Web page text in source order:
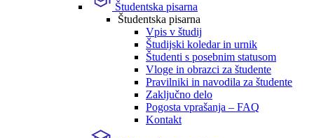
Študentska pisarna
Študentska pisarna
Vpis v študij
Študijski koledar in urnik
Študenti s posebnim statusom
Vloge in obrazci za študente
Pravilniki in navodila za študente
Zaključno delo
Pogosta vprašanja – FAQ
Kontakt